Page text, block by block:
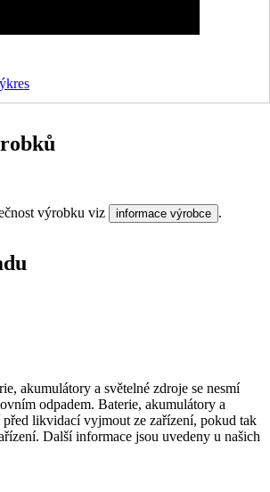
výrobku viz informace výrobce .
akumulátory a světelné zdroje se nesmí
odpadem. Baterie, akumulátory a
před likvidací vyjmout ze zařízení, pokud tak
Další informace jsou uvedeny u našich